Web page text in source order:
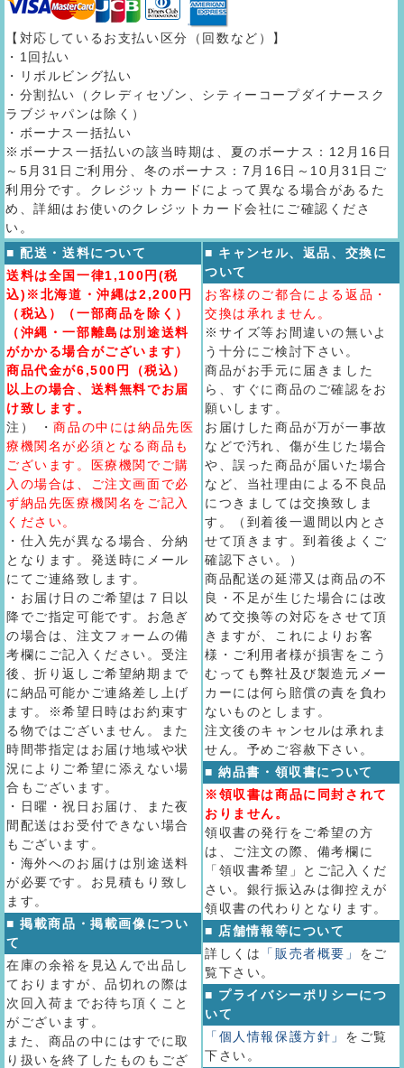
【対応しているお支払い区分（回数など）】
・1回払い
・リボルビング払い
・分割払い（クレディセゾン、シティーコープダイナースク
ラブジャパンは除く）
・ボーナス一括払い
※ボーナス一括払いの該当時期は、夏のボーナス：12月16日
～5月31日ご利用分、冬のボーナス：7月16日～10月31日ご
利用分です。クレジットカードによって異なる場合があるた
め、詳細はお使いのクレジットカード会社にご確認くださ
い。
■ 配送・送料について
送料は全国一律1,100円(税
込)※北海道・沖縄は2,200円
（税込）（一部商品を除く）
（沖縄・一部離島は別途送料
がかかる場合がございます）
商品代金が6,500円（税込）
以上の場合、送料無料でお届
け致します。
注） ・商品の中には納品先医
療機関名が必須となる商品も
ございます。医療機関でご購
入の場合は、ご注文画面で必
ず納品先医療機関名をご記入
ください。
・仕入先が異なる場合、分納
となります。発送時にメール
にてご連絡致します。
・お届け日のご希望は７日以
降でご指定可能です。お急ぎ
の場合は、注文フォームの備
考欄にご記入ください。受注
後、折り返しご希望納期まで
に納品可能かご連絡差し上げ
ます。※希望日時はお約束す
る物ではございません。また
時間帯指定はお届け地域や状
況によりご希望に添えない場
合もございます。
・日曜・祝日お届け、また夜
間配送はお受付できない場合
もございます。
・海外へのお届けは別途送料
が必要です。お見積もり致し
ます。
■ 掲載商品・掲載画像につい
て
在庫の余裕を見込んで出品し
ておりますが、品切れの際は
次回入荷までお待ち頂くこと
がございます。
また、商品の中にはすでに取
り扱いを終了したものもござ
■ キャンセル、返品、交換に
ついて
お客様のご都合による返品・
交換は承れません。
※サイズ等お間違いの無いよ
う十分にご検討下さい。
商品がお手元に届きました
ら、すぐに商品のご確認をお
願いします。
お届けした商品が万が一事故
などで汚れ、傷が生じた場合
や、誤った商品が届いた場合
など、当社理由による不良品
につきましては交換致しま
す。（到着後一週間以内とさ
せて頂きます。到着後よくご
確認下さい。）
商品配送の延滞又は商品の不
良・不足が生じた場合には改
めて交換等の対応をさせて頂
きますが、これによりお客
様・ご利用者様が損害をこう
むっても弊社及び製造元メー
カーには何ら賠償の責を負わ
ないものとします。
注文後のキャンセルは承れま
せん。予めご容赦下さい。
■ 納品書・領収書について
※領収書は商品に同封されて
おりません。
領収書の発行をご希望の方
は、ご注文の際、備考欄に
「領収書希望」とご記入くだ
さい。銀行振込みは御控えが
領収書の代わりとなります。
■ 店舗情報等について
詳しくは
「販売者概要」 をご
覧下さい。
■ プライバシーポリシーにつ
いて
「個人情報保護方針」 をご覧
下さい。